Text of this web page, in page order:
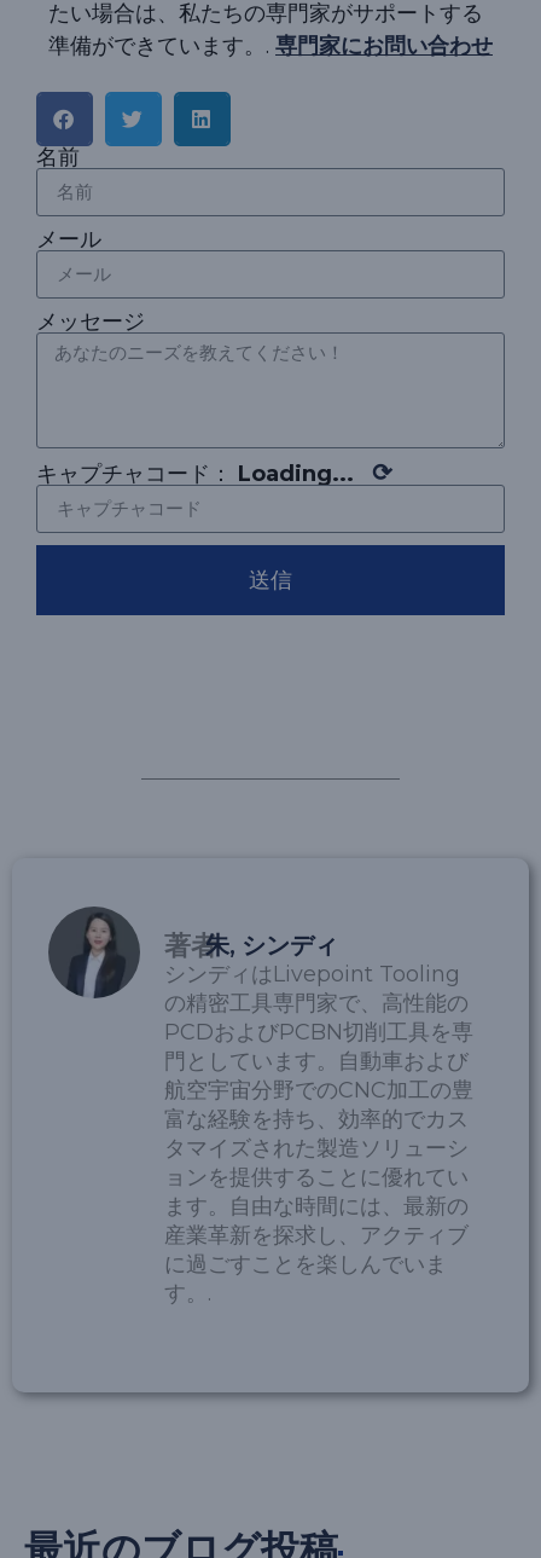
たい場合は、私たちの専門家がサポートする
準備ができています。. 専門家にお問い合わせ
名前
メール
メッセージ
キャプチャコード： Loading... ⟳
送信
著者朱, シンディ
シンディはLivepoint Tooling
の精密工具専門家で、高性能の
PCDおよびPCBN切削工具を専
門としています。自動車および
航空宇宙分野でのCNC加工の豊
富な経験を持ち、効率的でカス
タマイズされた製造ソリューシ
ョンを提供することに優れてい
ます。自由な時間には、最新の
産業革新を探求し、アクティブ
に過ごすことを楽しんでいま
す。.